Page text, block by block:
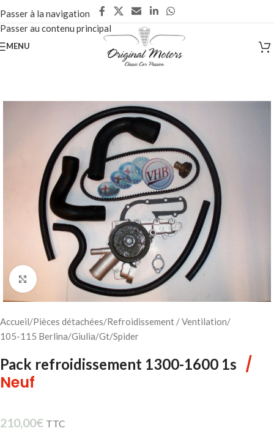
Passer à la navigation
Passer au contenu principal
MENU
Cliquez pour agrandir
Accueil/Pièces détachées/Refroidissement / Ventilation/
105-115 Berlina/Giulia/Gt/Spider
Pack refroidissement 1300-1600 1s /
Neuf
210,00€ TTC